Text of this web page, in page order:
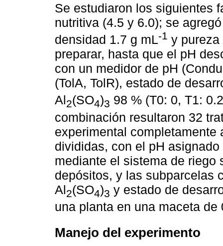
Se estudiaron los siguientes
nutritiva (4.5 y 6.0); se
densidad 1.7 g mL-1 y
preparar, hasta que el pH
con un medidor de pH
(TolA, TolR), estado de
Al2(SO4)3 98 % (T0: 0, T1:
combinación resultaron 32
experimental completamente
divididas, con el pH
mediante el sistema de riego
depósitos, y las subparcelas
Al2(SO4)3 y estado de
una planta en una maceta
Manejo del experimento